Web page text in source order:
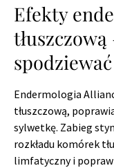
Efekty
spodziewać
Endermologia
tłuszczową,
sylwetkę. Zabieg
rozkładu komórek
limfatyczny i